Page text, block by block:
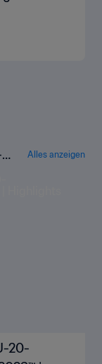
Alles anzeigen
20-